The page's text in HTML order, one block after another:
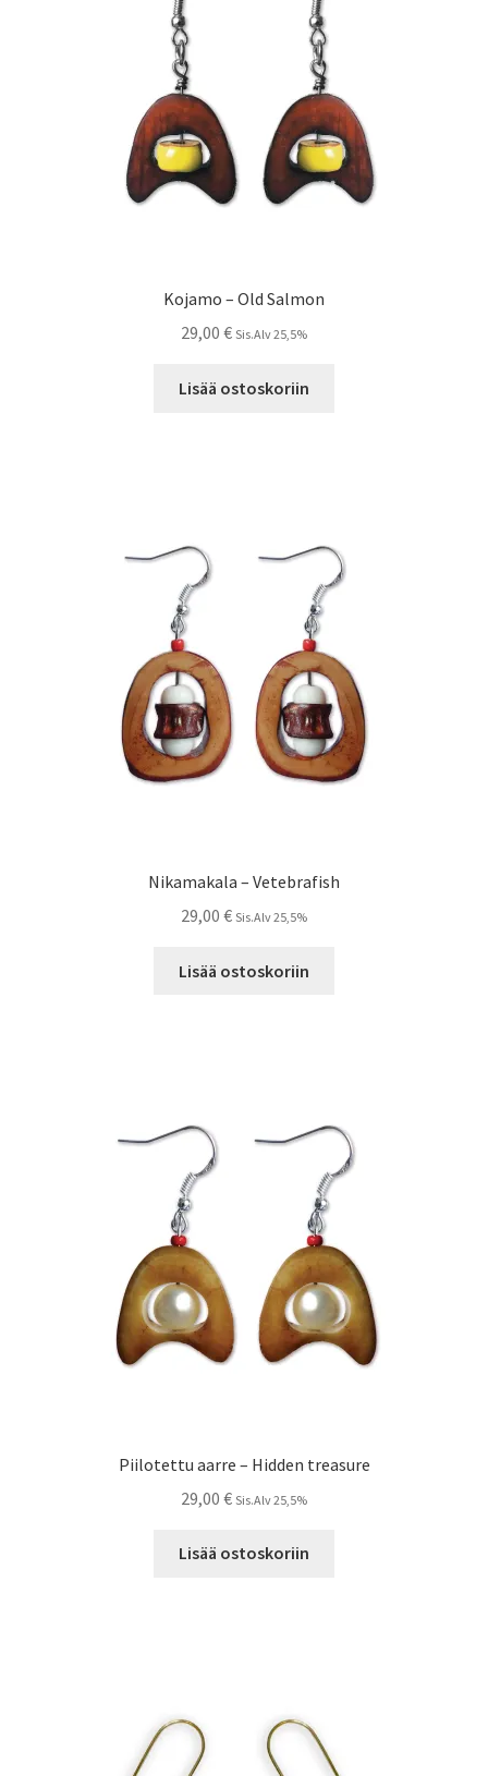
Kojamo – Old Salmon
29,00 € Sis.Alv 25,5%
Lisää ostoskoriin
Nikamakala – Vetebrafish
29,00 € Sis.Alv 25,5%
Lisää ostoskoriin
Piilotettu aarre – Hidden treasure
29,00 € Sis.Alv 25,5%
Lisää ostoskoriin